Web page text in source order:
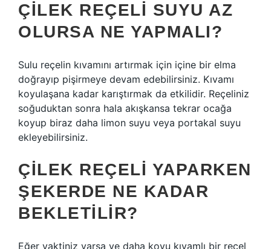
ÇILEK REÇELI SUYU AZ
OLURSA NE YAPMALI?
Sulu reçelin kıvamını artırmak için içine bir elma
doğrayıp pişirmeye devam edebilirsiniz. Kıvamı
koyulaşana kadar karıştırmak da etkilidir. Reçeliniz
soğuduktan sonra hala akışkansa tekrar ocağa
koyup biraz daha limon suyu veya portakal suyu
ekleyebilirsiniz.
ÇILEK REÇELI YAPARKEN
ŞEKERDE NE KADAR
BEKLETILIR?
Eğer vaktiniz varsa ve daha koyu kıvamlı bir reçel